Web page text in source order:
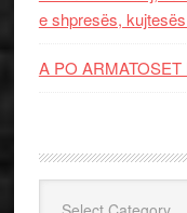
e shpresës,
A PO ARMATOSET